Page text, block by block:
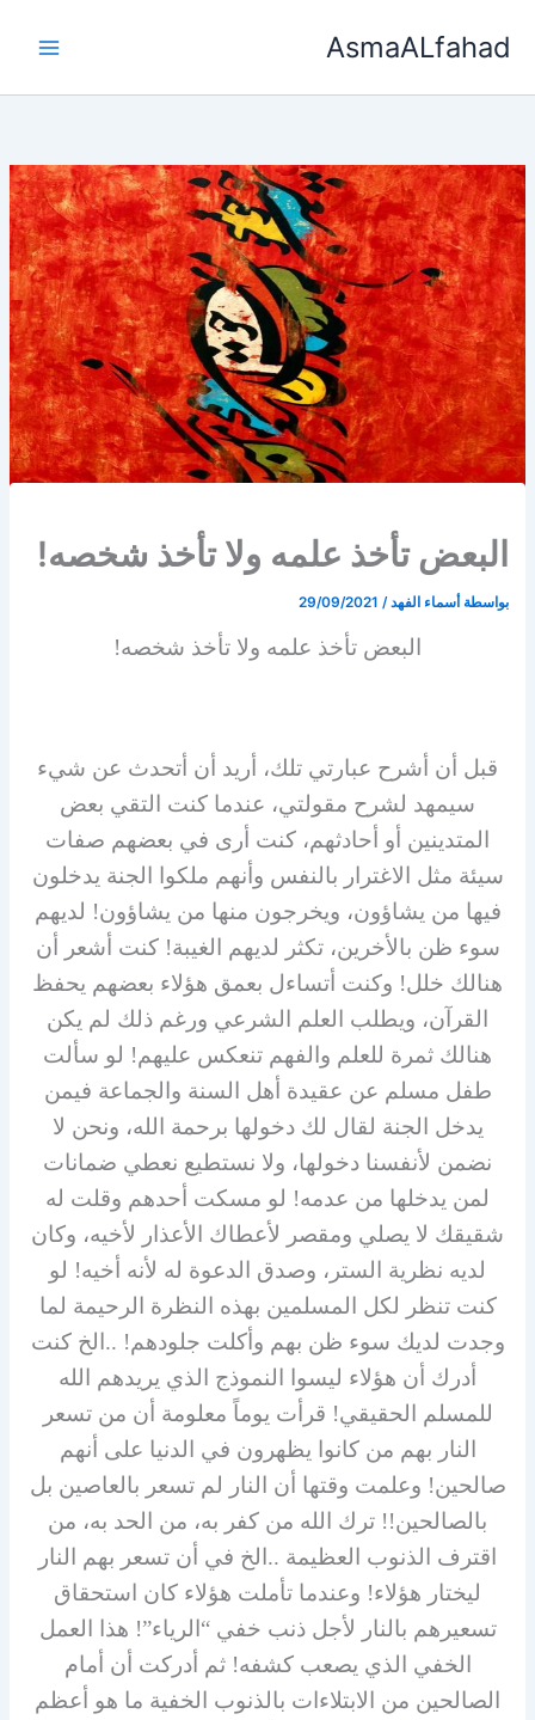
AsmaALfahad
البعض تأخذ علمه ولا تأخذ شخصه!
بواسطة أسماء الفهد/
29/09/2021
البعض تأخذ علمه ولا تأخذ شخصه!
قبل أن أشرح عبارتي تلك، أريد أن أتحدث عن شيء
سيمهد لشرح مقولتي، عندما كنت التقي بعض
المتدينين أو أحادثهم، كنت أرى في بعضهم صفات
سيئة مثل الاغترار بالنفس وأنهم ملكوا الجنة يدخلون
فيها من يشاؤون، ويخرجون منها من يشاؤون! لديهم
سوء ظن بالأخرين، تكثر لديهم الغيبة! كنت أشعر أن
هنالك خلل! وكنت أتساءل بعمق هؤلاء بعضهم يحفظ
القرآن، ويطلب العلم الشرعي ورغم ذلك لم يكن
هنالك ثمرة للعلم والفهم تنعكس عليهم! لو سألت
طفل مسلم عن عقيدة أهل السنة والجماعة فيمن
يدخل الجنة لقال لك دخولها برحمة الله، ونحن لا
نضمن لأنفسنا دخولها، ولا نستطيع نعطي ضمانات
لمن يدخلها من عدمه! لو مسكت أحدهم وقلت له
شقيقك لا يصلي ومقصر لأعطاك الأعذار لأخيه، وكان
لديه نظرية الستر، وصدق الدعوة له لأنه أخيه! لو
كنت تنظر لكل المسلمين بهذه النظرة الرحيمة لما
وجدت لديك سوء ظن بهم وأكلت جلودهم! ..الخ كنت
أدرك أن هؤلاء ليسوا النموذج الذي يريدهم الله
للمسلم الحقيقي! قرأت يوماً معلومة أن من تسعر
النار بهم من كانوا يظهرون في الدنيا على أنهم
صالحين! وعلمت وقتها أن النار لم تسعر بالعاصين بل
بالصالحين!! ترك الله من كفر به، من الحد به، من
اقترف الذنوب العظيمة ..الخ في أن تسعر بهم النار
ليختار هؤلاء! وعندما تأملت هؤلاء كان استحقاق
تسعيرهم بالنار لأجل ذنب خفي “الرياء”! هذا العمل
الخفي الذي يصعب كشفه! ثم أدركت أن أمام
الصالحين من الابتلاءات بالذنوب الخفية ما هو أعظم